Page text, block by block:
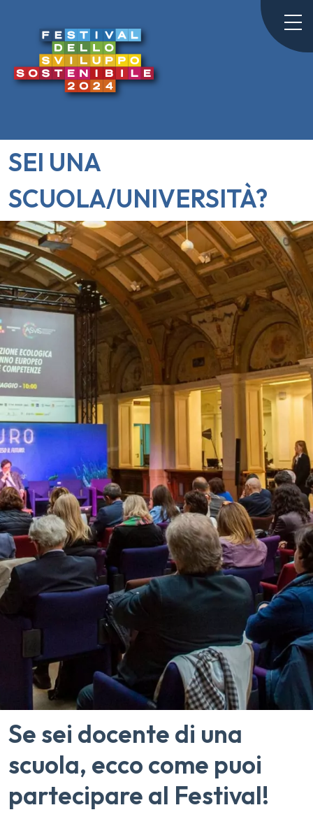
SEI UNA
SCUOLA/UNIVERSITÀ?
Se sei docente di una
scuola, ecco come puoi
partecipare al Festival!